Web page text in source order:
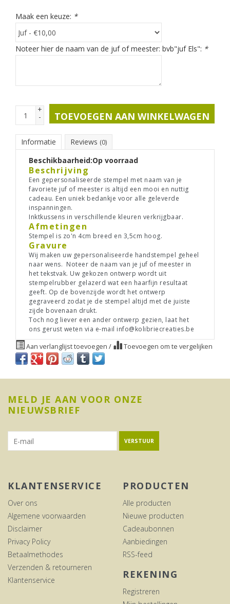
Maak een keuze: *
Noteer hier de naam van de juf of meester: bvb"juf Els": *
+
- TOEVOEGEN AAN WINKELWAGEN
Informatie Reviews (0)
Beschikbaarheid:Op voorraad
Beschrijving
Een gepersonaliseerde stempel met naam van je
favoriete juf of meester is altijd een mooi en nuttig
cadeau. Een uniek bedankje voor alle geleverde
inspanningen.
Inktkussens in verschillende kleuren verkrijgbaar.
Afmetingen
Stempel is zo'n 4cm breed en 3,5cm hoog.
Gravure
Wij maken uw gepersonaliseerde handstempel geheel
naar wens. Noteer de naam van je juf of meester in
het tekstvak. Uw gekozen ontwerp wordt uit
stempelrubber gelazerd wat een haarfijn resultaat
geeft. Op de bovenzijde wordt het ontwerp
gegraveerd zodat je de stempel altijd met de juiste
zijde bovenaan drukt.
Toch nog liever een ander ontwerp gezien, laat het
ons gerust weten via e-mail info@kolibriecreaties.be
Aan verlanglijst toevoegen / Toevoegen om te vergelijken
MELD JE AAN VOOR ONZE
NIEUWSBRIEF
VERSTUUR
KLANTENSERVICE
Over ons
Algemene voorwaarden
Disclaimer
Privacy Policy
Betaalmethodes
Verzenden & retourneren
Klantenservice
PRODUCTEN
Alle producten
Nieuwe producten
Cadeaubonnen
Aanbiedingen
RSS-feed
REKENING
Registreren